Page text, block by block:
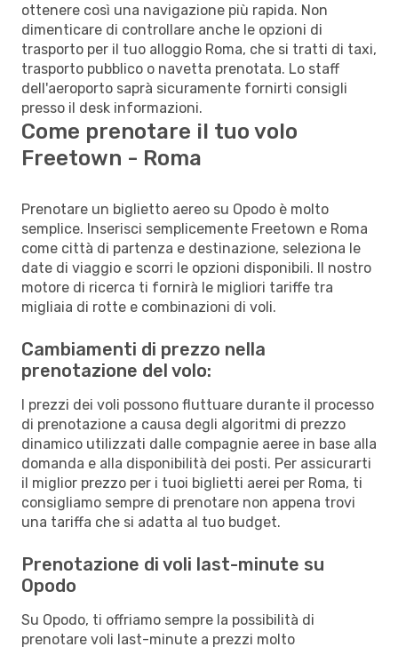
ottenere così una navigazione più rapida. Non
dimenticare di controllare anche le opzioni di
trasporto per il tuo alloggio Roma, che si tratti di taxi,
trasporto pubblico o navetta prenotata. Lo staff
dell'aeroporto saprà sicuramente fornirti consigli
presso il desk informazioni.
Come prenotare il tuo volo
Freetown - Roma
Prenotare un biglietto aereo su Opodo è molto
semplice. Inserisci semplicemente Freetown e Roma
come città di partenza e destinazione, seleziona le
date di viaggio e scorri le opzioni disponibili. Il nostro
motore di ricerca ti fornirà le migliori tariffe tra
migliaia di rotte e combinazioni di voli.
Cambiamenti di prezzo nella
prenotazione del volo:
I prezzi dei voli possono fluttuare durante il processo
di prenotazione a causa degli algoritmi di prezzo
dinamico utilizzati dalle compagnie aeree in base alla
domanda e alla disponibilità dei posti. Per assicurarti
il miglior prezzo per i tuoi biglietti aerei per Roma, ti
consigliamo sempre di prenotare non appena trovi
una tariffa che si adatta al tuo budget.
Prenotazione di voli last-minute su
Opodo
Su Opodo, ti offriamo sempre la possibilità di
prenotare voli last-minute a prezzi molto